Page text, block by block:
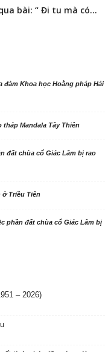
bài: “ Đi tu mà có...
đàm Khoa học Hoằng pháp Hải
tháp Mandala Tây Thiên
đất chùa cổ Giác Lâm bị rao
ở Triều Tiên
phần đất chùa cổ Giác Lâm bị
– 2026)